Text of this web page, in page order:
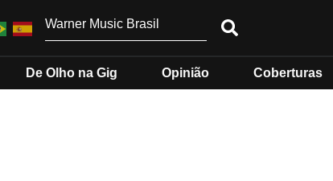
De Olho na Gig Opinião Coberturas